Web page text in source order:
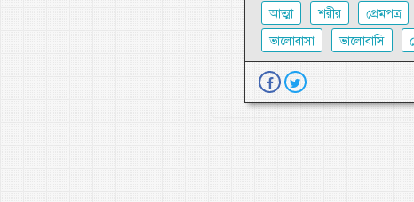
আত্মা শরীর প্রেমপত্র
ভালোবাসা
ভালোবাসি